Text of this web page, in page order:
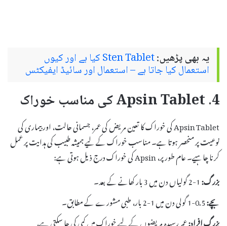
یہ بھی پڑھیں: Sten Tablet کیا ہے اور کیوں
استعمال کیا جاتا ہے – استعمال اور سائیڈ ایفیکٹس
4. Apsin Tablet کی مناسب خوراک
Apsin Tablet کی خوراک کا تعین مریض کی عمر، جسمانی حالت، اور بیماری کی
نوعیت پر منحصر ہوتا ہے۔ مناسب خوراک کے لیے ہمیشہ طبیب کی ہدایت پر عمل
کرنا چاہیے۔ عام طور پر، Apsin کی خوراک درج ذیل ہوتی ہے:
بزرگ:
بچے:
بزرگ افراد:عمر رسیدہ مریضوں کے لیے خوراک میں کمی کی جا سکتی ہے،